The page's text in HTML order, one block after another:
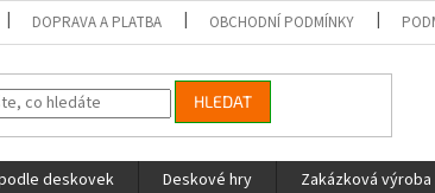
DOPRAVA A PLATBA OBCHODNÍ PODMÍNKY
HLEDAT
deskovek Deskové hry
Zakázková výroba